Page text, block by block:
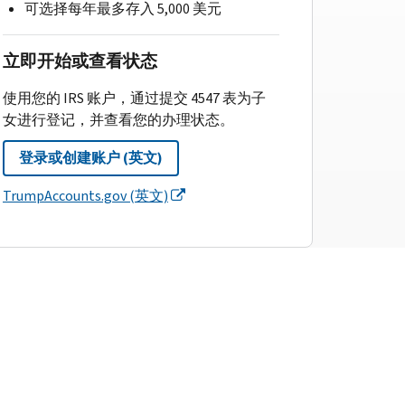
可选择每年最多存入 5,000 美元
立即开始或查看状态
使用您的 IRS 账户，通过提交 4547 表为子
女进行登记，并查看您的办理状态。
登录或创建账户 (英文)
TrumpAccounts.gov (英文)